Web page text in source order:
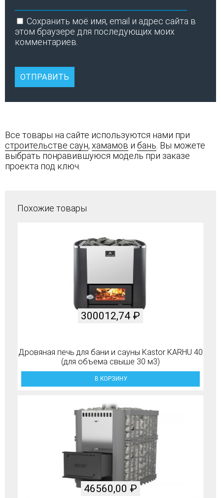
Сохранить моё имя, email и адрес сайта в
этом браузере для последующих моих
комментариев.
Все товары на сайте используются нами при
строительстве саун, хамамов и бань . Вы можете
выбрать понравившуюся модель при заказе
проекта под ключ.
Похожие товары
Дровяная печь для бани и сауны Kastor KARHU 40
(для объема свыше 30 м3)
300012,74 ₽
В КОРЗИНУ
46560,00 ₽